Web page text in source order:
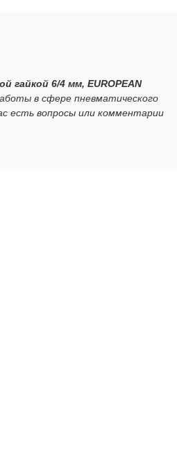
гайкой 6/4 мм, EUROPEAN
в сфере пневматического
есть вопросы или комментарии